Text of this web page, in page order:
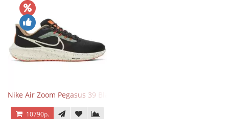
Nike Air Zoom Pegasus 39 Black White Orange
10790р.